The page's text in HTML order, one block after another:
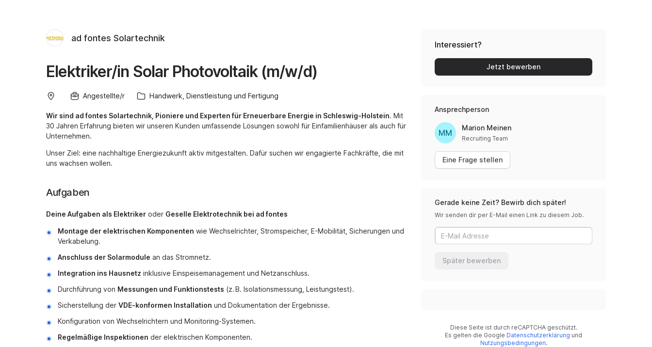
ad fontes Solartechnik
Elektriker/in Solar Photovoltaik (m/w/d)
Angestellte/r Handwerk, Dienstleistung und Fertigung
Wir sind ad fontes Solartechnik, Pioniere und Experten für Erneuerbare Energie in Schleswig-Holstein. Mit
30 Jahren Erfahrung bieten wir unseren Kunden umfassende Lösungen sowohl für Einfamilienhäuser als auch für
Unternehmen.
Unser Ziel: eine nachhaltige Energiezukunft aktiv mitgestalten. Dafür suchen wir engagierte Fachkräfte, die mit
uns wachsen wollen.
Aufgaben
Deine Aufgaben als Elektriker oder Geselle Elektrotechnik bei ad fontes
Montage der elektrischen Komponenten wie Wechselrichter, Stromspeicher, E-Mobilität, Sicherungen und
Verkabelung.
Anschluss der Solarmodule an das Stromnetz.
Integration ins Hausnetz inklusive Einspeisemanagement und Netzanschluss.
Durchführung von Messungen und Funktionstests (z. B. Isolationsmessung, Leistungstest).
Sicherstellung der VDE-konformen Installation und Dokumentation der Ergebnisse.
Konfiguration von Wechselrichtern und Monitoring-Systemen.
Regelmäßige Inspektionen der elektrischen Komponenten.
Interessiert?
Jetzt bewerben
Ansprechperson
MM
Marion Meinen
Recruiting Team
Eine Frage stellen
Gerade keine Zeit? Bewirb dich später!
Wir senden dir per E-Mail einen Link zu diesem Job.
Später bewerben
Diese Seite ist durch reCAPTCHA geschützt.
Es gelten die Google Datenschutzerklärung und
Nutzungsbedingungen.